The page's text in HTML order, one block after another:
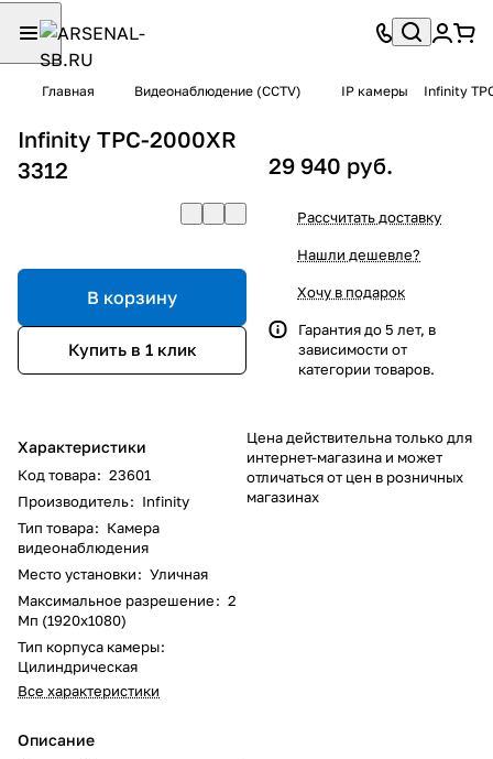
Главная Видеонаблюдение (CCTV) IP камеры Infinity
Infinity TPC-2000XR
3312
В корзину
Купить в 1 клик
Характеристики
Код товара: 23601
Производитель: Infinity
Тип товара: Камера
видеонаблюдения
Место установки: Уличная
Максимальное разрешение: 2
Мп (1920x1080)
Тип корпуса камеры:
Цилиндрическая
Все характеристики
Описание
29 940 руб.
Рассчитать доставку
Нашли дешевле?
Хочу в подарок
Гарантия до 5 лет, в
зависимости от
категории товаров.
Цена действительна только для
интернет-магазина и может
отличаться от цен в розничных
магазинах